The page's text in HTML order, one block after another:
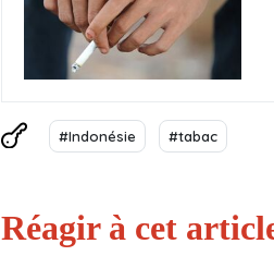
#Indonésie #tabac